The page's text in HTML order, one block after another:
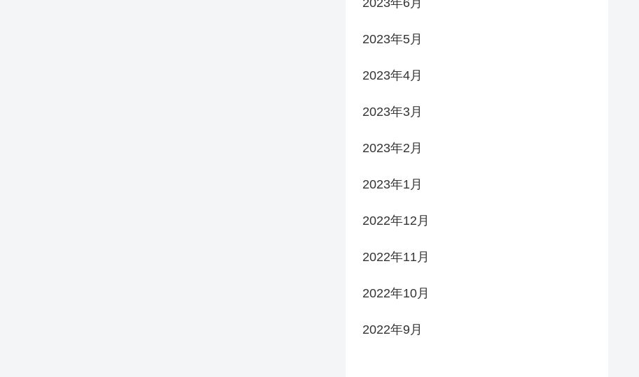
2023年6月
2023年5月
2023年4月
2023年3月
2023年2月
2023年1月
2022年12月
2022年11月
2022年10月
2022年9月